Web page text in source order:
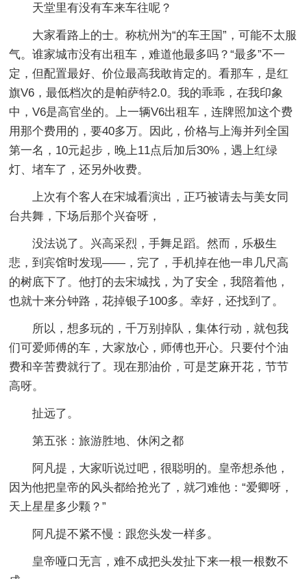
天堂里有没有车来车往呢？
大家看路上的士。称杭州为“的车王国”，可能不太服
气。谁家城市没有出租车，难道他最多吗？“最多”不一
定，但配置最好、价位最高我敢肯定的。看那车，是红
旗V6，最低档次的是帕萨特2.0。我的乖乖，在我印象
中，V6是高官坐的。上一辆V6出租车，连牌照加这个费
用那个费用的，要40多万。因此，价格与上海并列全国
第一名，10元起步，晚上11点后加后30%，遇上红绿
灯、堵车了，还另外收费。
上次有个客人在宋城看演出，正巧被请去与美女同
台共舞，下场后那个兴奋呀，
没法说了。兴高采烈，手舞足蹈。然而，乐极生
悲，到宾馆时发现——，完了，手机掉在他一串几尺高
的树底下了。他打的去宋城找，为了安全，我陪着他，
也就十来分钟路，花掉银子100多。幸好，还找到了。
所以，想多玩的，千万别掉队，集体行动，就包我
们可爱师傅的车，大家放心，师傅也开心。只要付个油
费和辛苦费就行了。现在那油价，可是芝麻开花，节节
高呀。
扯远了。
第五张：旅游胜地、休闲之都
阿凡提，大家听说过吧，很聪明的。皇帝想杀他，
因为他把皇帝的风头都给抢光了，就刁难他：“爱卿呀，
天上星星多少颗？”
阿凡提不紧不慢：跟您头发一样多。
皇帝哑口无言，难不成把头发扯下来一根一根数不